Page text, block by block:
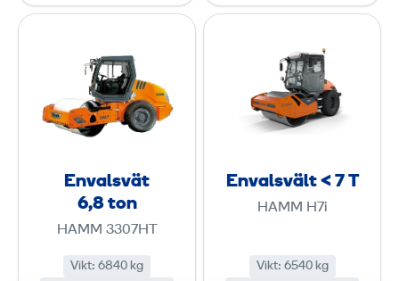
v
a
l
v
ä
,
Envalsvät
6,8 ton
HAMM 3307HT
Vikt: 6840 kg
n
v
a
l
v
<
Envalsvält < 7 T
HAMM H7i
Vikt: 6540 kg